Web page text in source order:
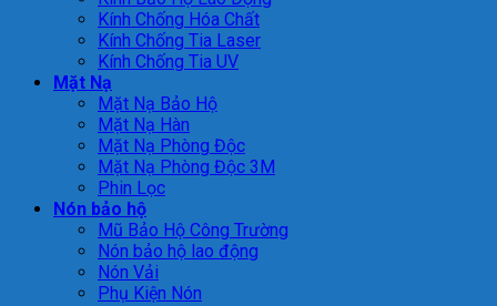
Kính Chống Hóa Chất
Kính Chống Tia Laser
Kính Chống Tia UV
Mặt Nạ
Mặt Nạ Bảo Hộ
Mặt Nạ Hàn
Mặt Nạ Phòng Độc
Mặt Nạ Phòng Độc 3M
Phin Lọc
Nón bảo hộ
Mũ Bảo Hộ Công Trường
Nón bảo hộ lao động
Nón Vải
Phụ Kiện Nón